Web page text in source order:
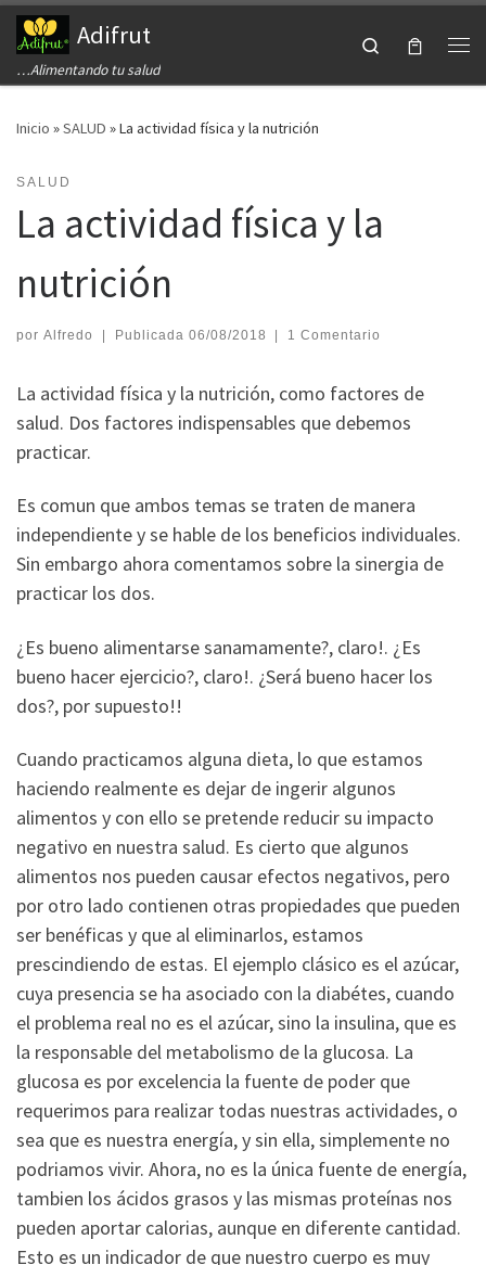
Saltar al contenido
Adifrut
…Alimentando tu salud
Search
Inicio »SALUD »La actividad física y la nutrición
SALUD
La actividad física y la
nutrición
por Alfredo | Publicada 06/08/2018 | 1 Comentario
La actividad física y la nutrición, como factores de
salud. Dos factores indispensables que debemos
practicar.
Es comun que ambos temas se traten de manera
independiente y se hable de los beneficios individuales.
Sin embargo ahora comentamos sobre la sinergia de
practicar los dos.
¿Es bueno alimentarse sanamamente?, claro!. ¿Es
bueno hacer ejercicio?, claro!. ¿Será bueno hacer los
dos?, por supuesto!!
Cuando practicamos alguna dieta, lo que estamos
haciendo realmente es dejar de ingerir algunos
alimentos y con ello se pretende reducir su impacto
negativo en nuestra salud. Es cierto que algunos
alimentos nos pueden causar efectos negativos, pero
por otro lado contienen otras propiedades que pueden
ser benéficas y que al eliminarlos, estamos
prescindiendo de estas. El ejemplo clásico es el azúcar,
cuya presencia se ha asociado con la diabétes, cuando
el problema real no es el azúcar, sino la insulina, que es
la responsable del metabolismo de la glucosa. La
glucosa es por excelencia la fuente de poder que
requerimos para realizar todas nuestras actividades, o
sea que es nuestra energía, y sin ella, simplemente no
podriamos vivir. Ahora, no es la única fuente de energía,
tambien los ácidos grasos y las mismas proteínas nos
pueden aportar calorias, aunque en diferente cantidad.
Esto es un indicador de que nuestro cuerpo es muy